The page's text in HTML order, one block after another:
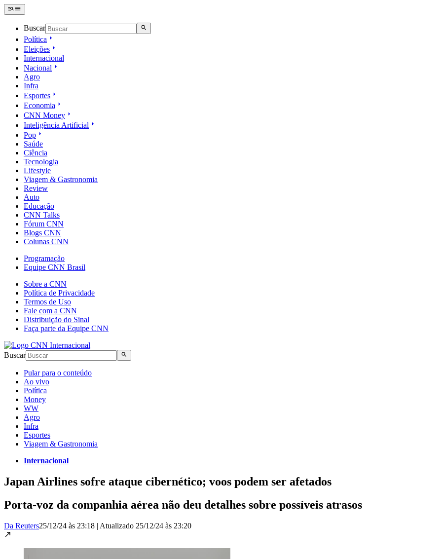
Buscar
Política
Eleições
Internacional
Nacional
Agro
Infra
Esportes
Economia
CNN Money
Inteligência Artificial
Pop
Saúde
Ciência
Tecnologia
Lifestyle
Viagem & Gastronomia
Review
Auto
Educação
CNN Talks
Fórum CNN
Blogs CNN
Colunas CNN
Programação
Equipe CNN Brasil
Sobre a CNN
Política de Privacidade
Termos de Uso
Fale com a CNN
Distribuição do Sinal
Faça parte da Equipe CNN
Buscar
Pular para o conteúdo
Ao vivo
Política
Money
WW
Agro
Infra
Esportes
Viagem & Gastronomia
Internacional
Japan Airlines sofre ataque cibernético; voos podem ser afetados
Porta-voz da companhia aérea não deu detalhes sobre possíveis atrasos
Da Reuters25/12/24 às 23:18 | Atualizado 25/12/24 às 23:20